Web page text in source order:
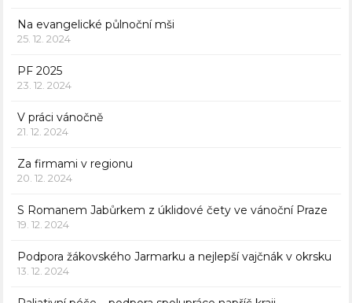
Na evangelické půlnoční mši
25. 12. 2024
PF 2025
23. 12. 2024
V práci vánočně
21. 12. 2024
Za firmami v regionu
20. 12. 2024
S Romanem Jabůrkem z úklidové čety ve vánoční Praze
19. 12. 2024
Podpora žákovského Jarmarku a nejlepší vajčnák v okrsku
13. 12. 2024